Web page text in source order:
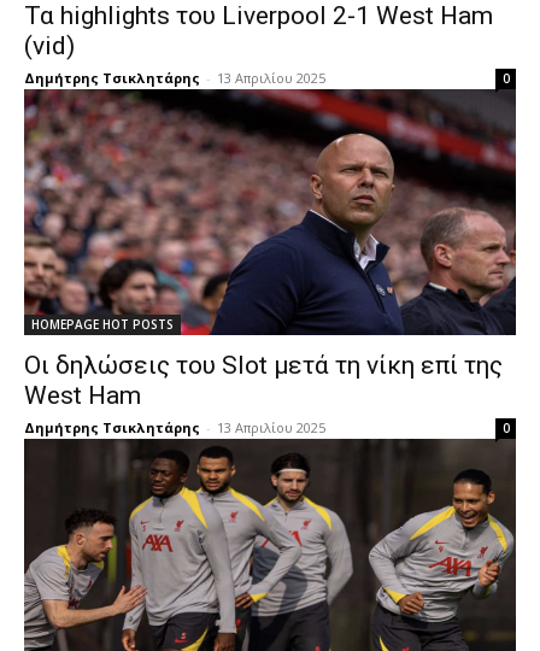
Τα highlights του Liverpool 2-1 West Ham
(vid)
Δημήτρης Τσικλητάρης - 13 Απριλίου 2025 0
HOMEPAGE HOT POSTS
Οι δηλώσεις του Slot μετά τη νίκη επί της
West Ham
Δημήτρης Τσικλητάρης - 13 Απριλίου 2025 0